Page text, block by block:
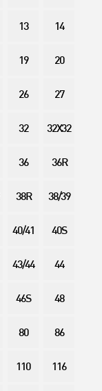
13 14
19 20
26 27
32 32X32
36 36R
38R 38/39
40/41 40S
43/44 44
46S 48
80 86
110 116